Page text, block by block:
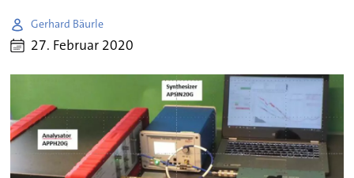
Gerhard Bäurle
27. Februar 2020